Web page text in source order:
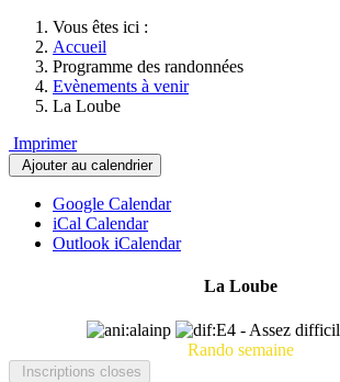
Vous êtes ici :
Accueil
Programme des randonnées
Evènements à venir
La Loube
Imprimer
Ajouter au calendrier
Google Calendar
iCal Calendar
Outlook iCalendar
La Loube
Rando semaine
Inscriptions closes